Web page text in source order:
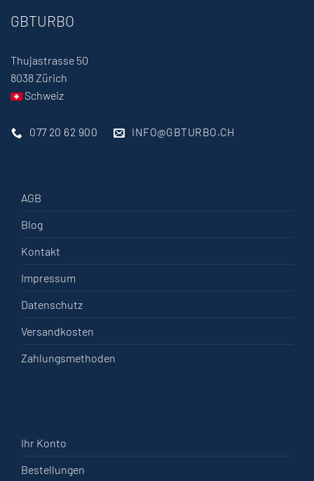
GBTURBO
Thujastrasse 50
8038 Zürich
Schweiz
077 20 62 900 INFO@GBTURBO.CH
AGB
Blog
Kontakt
Impressum
Datenschutz
Versandkosten
Zahlungsmethoden
Ihr Konto
Bestellungen